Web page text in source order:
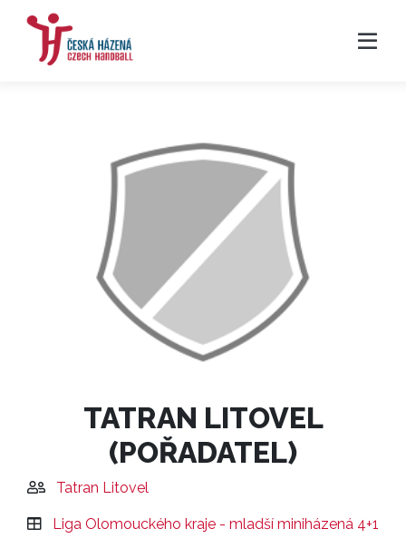
TATRAN LITOVEL
(POŘADATEL)
Tatran Litovel
Liga Olomouckého kraje - mladší miniházená 4+1